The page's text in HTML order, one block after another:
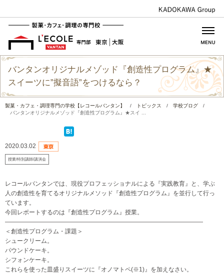
バンタンオリジナルメゾッド『創造性プログラム』★
スイーツに”擬音語”をつけるなら？
製菓・カフェ・調理専門の学校【レコールバンタン】 / トピックス / 学校ブログ
/
バンタンオリジナルメゾッド『創造性プログラム』★スイ ...
2020.03.02
授業/特別講師/講演会
レコールバンタンでは、現役プロフェッショナルによる『実践教育』と、学ぶ
人の創造性を育てるオリジナルメソッド『創造性プログラム』を並行して行っ
ています。
今回レポートするのは『創造性プログラム』授業。
—————————————————————————————————
＜創造性プログラム・課題＞
シュークリーム。
パウンドケーキ。
シフォンケーキ。
これらを使った皿盛りスイーツに『オノマトペ(※1)』を加えなさい。